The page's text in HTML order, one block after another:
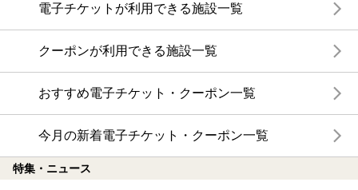
電子チケットが利用できる施設一覧
クーポンが利用できる施設一覧
おすすめ電子チケット・クーポン一覧
今月の新着電子チケット・クーポン一覧
特集・ニュース